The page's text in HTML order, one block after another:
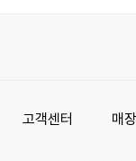
고객센터 매